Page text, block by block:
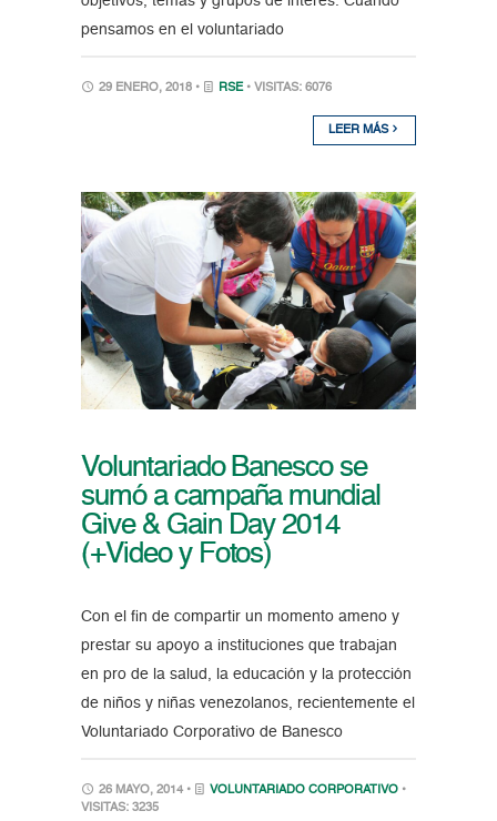
pensamos en el voluntariado
29 ENERO, 2018 • RSE • VISITAS: 6076
LEER MÁS
Voluntariado Banesco se
sumó a campaña mundial
Give & Gain Day 2014
(+Video y Fotos)
Con el fin de compartir un momento ameno y
prestar su apoyo a instituciones que trabajan
en pro de la salud, la educación y la protección
de niños y niñas venezolanos, recientemente el
Voluntariado Corporativo de Banesco
26 MAYO, 2014 • VOLUNTARIADO CORPORATIVO •
VISITAS: 3235